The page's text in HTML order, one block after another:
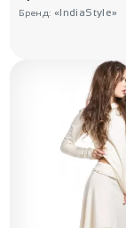
Бренд: «IndiaStyle»